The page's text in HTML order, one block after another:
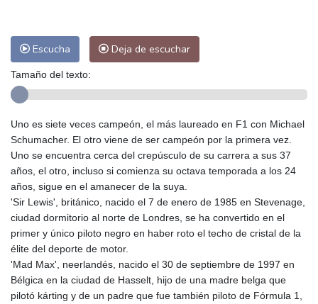
Escucha Deja de escuchar
Tamaño del texto:
Uno es siete veces campeón, el más laureado en F1 con Michael
Schumacher. El otro viene de ser campeón por la primera vez.
Uno se encuentra cerca del crepúsculo de su carrera a sus 37
años, el otro, incluso si comienza su octava temporada a los 24
años, sigue en el amanecer de la suya.
'Sir Lewis', británico, nacido el 7 de enero de 1985 en Stevenage,
ciudad dormitorio al norte de Londres, se ha convertido en el
primer y único piloto negro en haber roto el techo de cristal de la
élite del deporte de motor.
'Mad Max', neerlandés, nacido el 30 de septiembre de 1997 en
Bélgica en la ciudad de Hasselt, hijo de una madre belga que
pilotó kárting y de un padre que fue también piloto de Fórmula 1,